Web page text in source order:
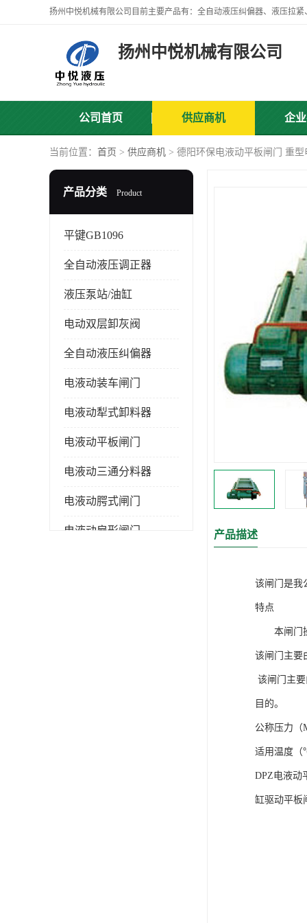
扬州中悦机械有限公司
公司首页 供应商机 企
当前位置： 首页 > 供应商机 > 德阳环保电液动平板闸门 重型
产品分类 Product
平键GB1096
全自动液压调正器
液压泵站/油缸
电动双层卸灰阀
全自动液压纠偏器
电液动装车闸门
电液动犁式卸料器
电液动平板闸门
电液动三通分料器
电液动腭式闸门
电液动扇形闸门 产品描述
该闸门是我
特点
本闸门操
该闸门主要
该闸门主
目的。
公称压力（
适用温度（
DPZ电液动
缸驱动平板